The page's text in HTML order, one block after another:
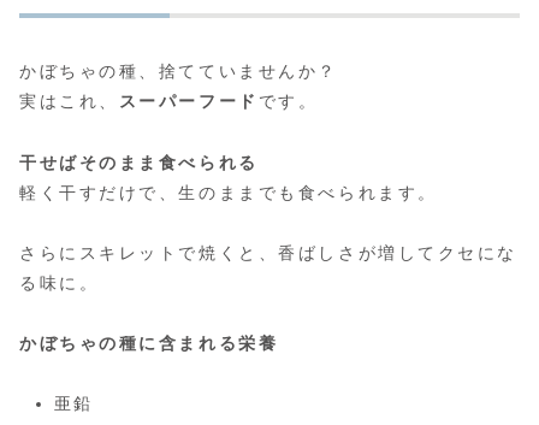
かぼちゃの種、捨てていませんか？
実はこれ、 スーパーフード です。
干せばそのまま食べられる
軽く干すだけで、生のままでも食べられます。
さらにスキレットで焼くと、香ばしさが増してクセにな
る味に。
かぼちゃの種に含まれる栄養
亜鉛